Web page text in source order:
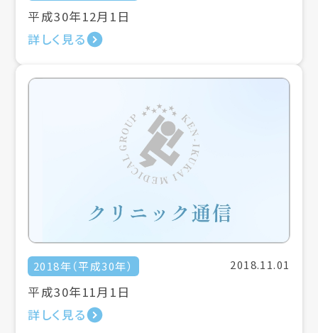
平成30年12月1日
詳しく見る
2018年（平成30年） 2018.11.01
平成30年11月1日
詳しく見る